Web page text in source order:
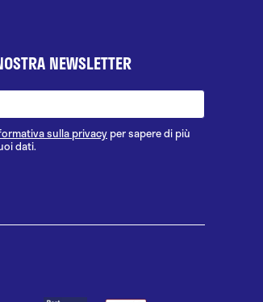
NEWSLETTER
sulla privacy per sapere di più
dati.